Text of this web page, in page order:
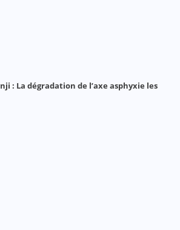
: La dégradation de l’axe asphyxie les